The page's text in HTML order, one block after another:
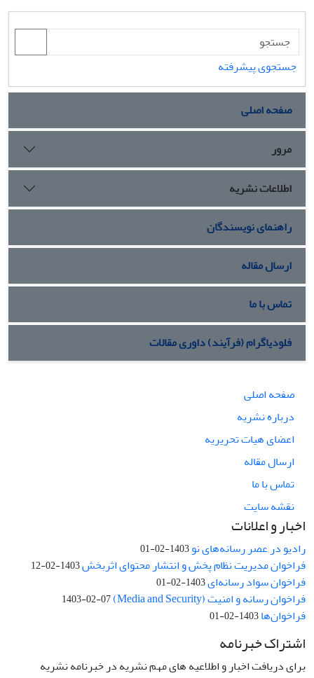
جستجوی پیشرفته
صفحه اصلی
مرور
اطلاعات نشریه
راهنمای نویسندگان
ارسال مقاله
تماس با ما
فلودیاگرام (فرآیند) داوری مقالات
صفحه اصلی
درباره نشریه
اعضای هیات تحریریه
ارسال مقاله
تماس با ما
نقشه سایت
اخبار و اعلانات
رادیو در عصر رسانه‌های نو1403-02-01
فراخوان مدیریت نظام پخش و انتشار محتوای اثربخش1403-02-12
فراخوان سواد رسانه‌ای1403-02-01
فراخوان رسانه و امنیت (Media and Security) 1403-02-07
فراخوان‌ها1403-02-01
اشتراک خبرنامه
برای دریافت اخبار و اطلاعیه های مهم نشریه در خبرنامه نشریه